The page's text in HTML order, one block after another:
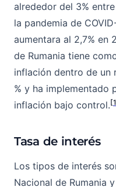
alrededor del 3%
la pandemia de
aumentara al 2,7% en
de Rumania tiene
inflación dentro de un
% y ha implementado
inflación bajo control.
Tasa de interés
Los tipos de interés
Nacional de Rumania